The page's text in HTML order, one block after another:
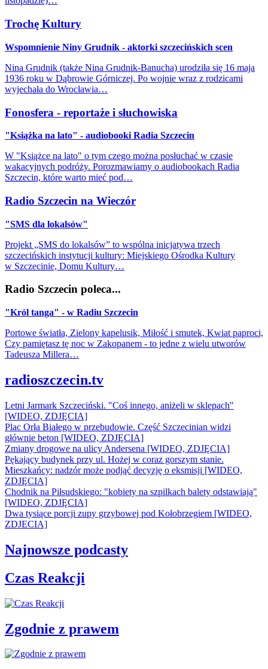
Trochę Kultury
Wspomnienie Niny Grudnik - aktorki szczecińskich scen
Nina Grudnik (także Nina Grudnik-Banucha) urodziła się 16 maja
1936 roku w Dąbrowie Górniczej. Po wojnie wraz z rodzicami
wyjechała do Wrocławia…
Fonosfera - reportaże i słuchowiska
"Książka na lato" - audiobooki Radia Szczecin
W "Książce na lato" o tym czego można posłuchać w czasie
wakacyjnych podróży. Porozmawiamy o audiobookach Radia
Szczecin, które warto mieć pod…
Radio Szczecin na Wieczór
"SMS dla lokalsów"
Projekt „SMS do lokalsów” to wspólna inicjatywa trzech
szczecińskich instytucji kultury: Miejskiego Ośrodka Kultury
w Szczecinie, Domu Kultury…
Radio Szczecin poleca...
"Król tanga" - w Radiu Szczecin
Portowe światła, Zielony kapelusik, Miłość i smutek, Kwiat paproci,
Czy pamiętasz tę noc w Zakopanem - to jedne z wielu utworów
Tadeusza Millera…
radioszczecin.tv
Letni Jarmark Szczeciński. "Coś innego, aniżeli w sklepach"
[WIDEO, ZDJĘCIA]
Plac Orła Białego w przebudowie. Część Szczecinian widzi
głównie beton [WIDEO, ZDJĘCIA]
Zmiany drogowe na ulicy Andersena [WIDEO, ZDJĘCIA]
Pękający budynek przy ul. Hożej w coraz gorszym stanie.
Mieszkańcy: nadzór może podjąć decyzję o eksmisji [WIDEO,
ZDJĘCIA]
Chodnik na Piłsudskiego: "kobiety na szpilkach balety odstawiają"
[WIDEO, ZDJĘCIA]
Dwa tysiące porcji zupy grzybowej pod Kołobrzegiem [WIDEO,
ZDJECIA]
Najnowsze podcasty
Czas Reakcji
Zgodnie z prawem